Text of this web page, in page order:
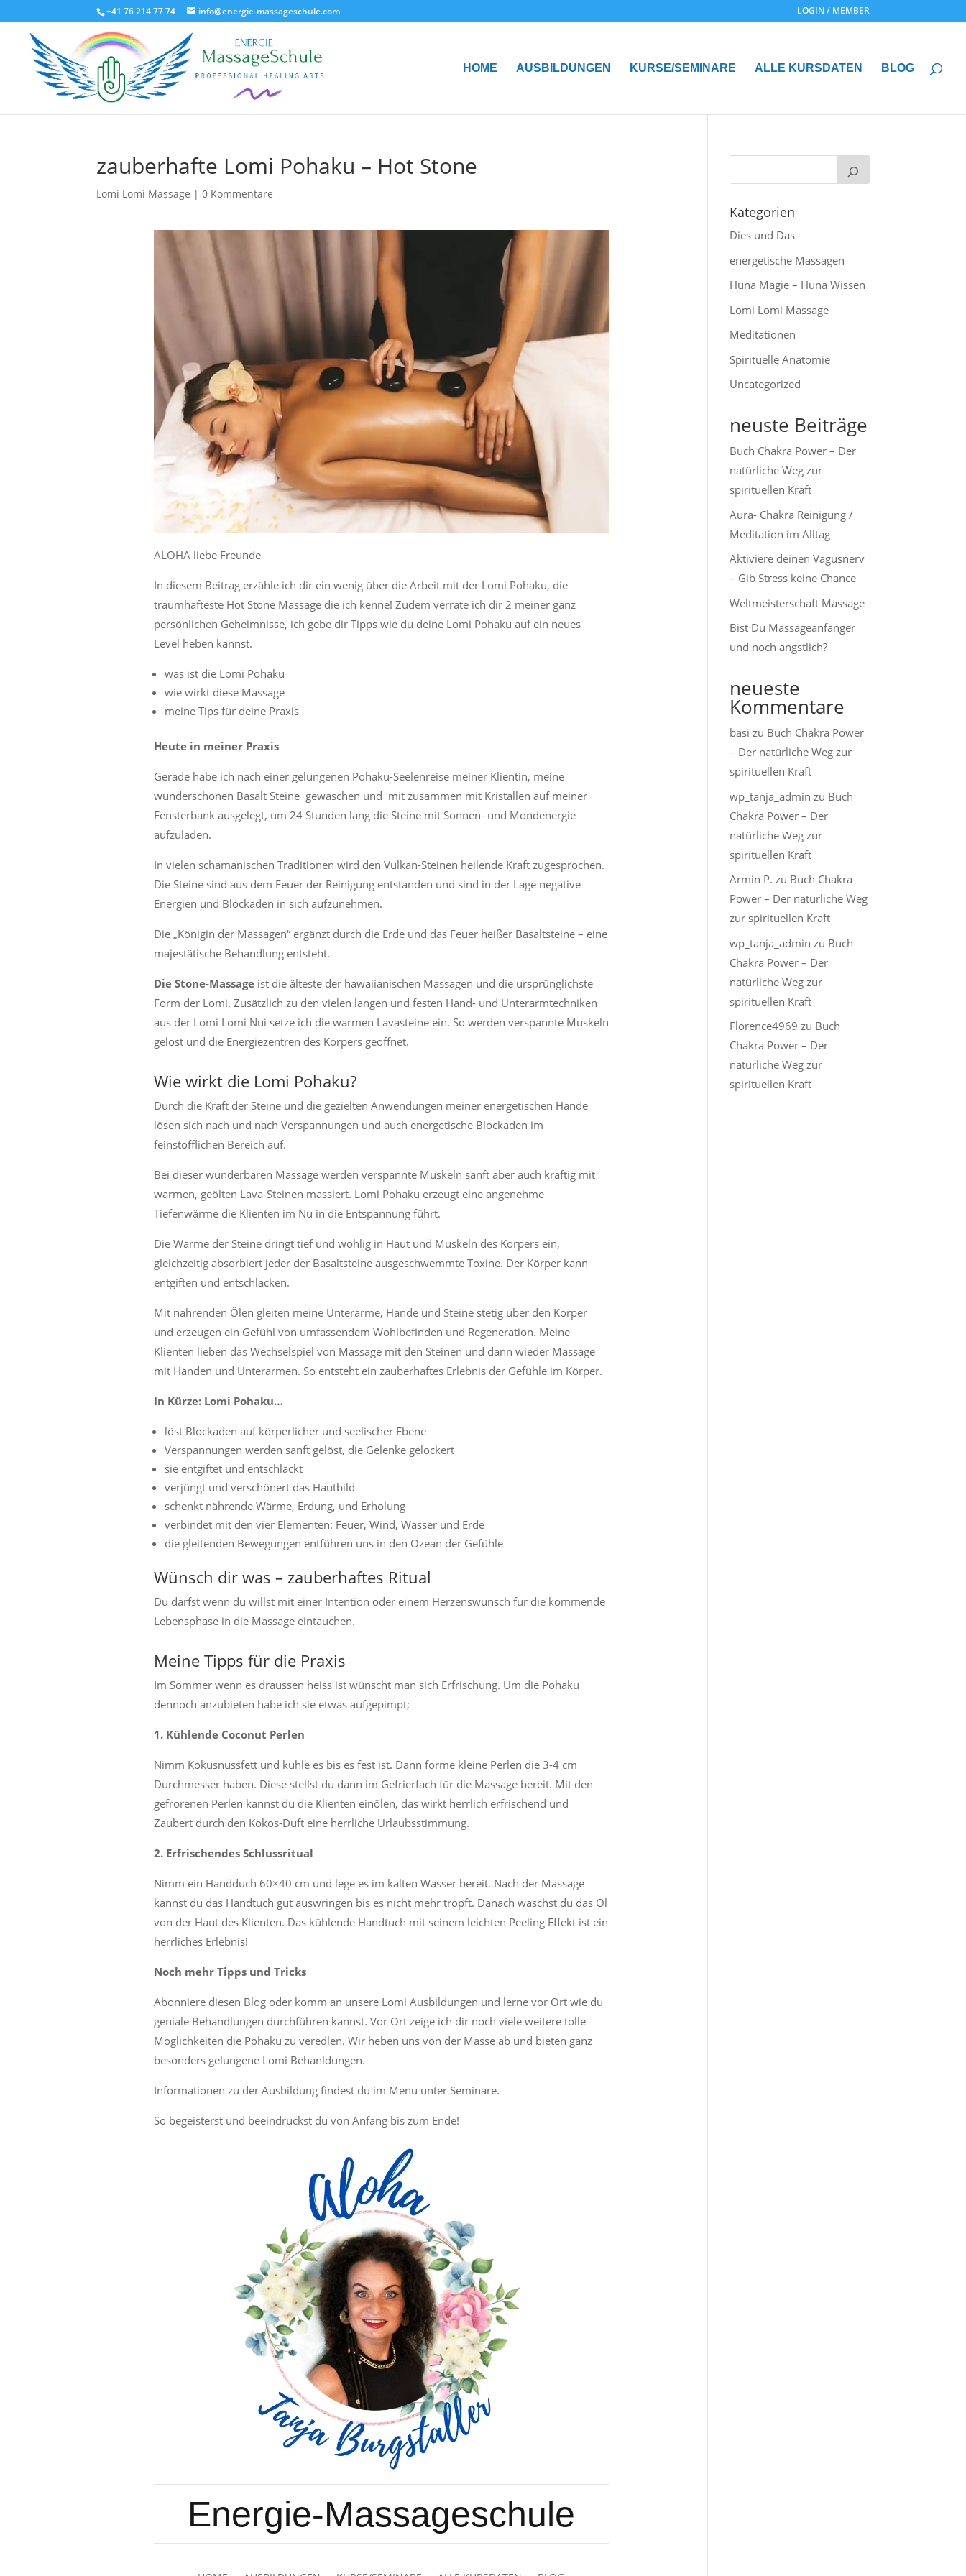
+41 76 214 77 74 info@energie-massageschule.com LOGIN / MEMBER
HOME AUSBILDUNGEN KURSE/SEMINARE ALLE KURSDATEN BLOG
zauberhafte Lomi Pohaku – Hot Stone
Lomi Lomi Massage |0 Kommentare
ALOHA liebe Freunde
In diesem Beitrag erzähle ich dir ein wenig über die Arbeit mit der Lomi Pohaku, die
traumhafteste Hot Stone Massage die ich kenne! Zudem verrate ich dir 2 meiner ganz
persönlichen Geheimnisse, ich gebe dir Tipps wie du deine Lomi Pohaku auf ein neues
Level heben kannst.
was ist die Lomi Pohaku
wie wirkt diese Massage
meine Tips für deine Praxis
Heute in meiner Praxis
Gerade habe ich nach einer gelungenen Pohaku-Seelenreise meiner Klientin, meine
wunderschönen Basalt Steine ​​ gewaschen und mit zusammen mit Kristallen auf meiner
Fensterbank ausgelegt, um 24 Stunden lang die Steine mit Sonnen- und Mondenergie
aufzuladen.
In vielen schamanischen Traditionen wird den Vulkan-Steinen heilende Kraft zugesprochen.
Die Steine sind aus dem Feuer der Reinigung entstanden und sind in der Lage negative
Energien und Blockaden in sich aufzunehmen.
Die „Königin der Massagen“ ergänzt durch die Erde und das Feuer heißer Basaltsteine – eine
majestätische Behandlung entsteht.
Die Stone-Massageist die älteste der hawaiianischen Massagen und die ursprünglichste
Form der Lomi. Zusätzlich zu den vielen langen und festen Hand- und Unterarmtechniken
aus der Lomi Lomi Nui setze ich die warmen Lavasteine ein. So werden verspannte Muskeln
gelöst und die Energiezentren des Körpers geöffnet.
Wie wirkt die Lomi Pohaku?
Durch die Kraft der Steine und die gezielten Anwendungen meiner energetischen Hände
lösen sich nach und nach Verspannungen und auch energetische Blockaden im
feinstofflichen Bereich auf.
Bei dieser wunderbaren Massage werden verspannte Muskeln sanft aber auch kräftig mit
warmen, geölten Lava-Steinen massiert. Lomi Pohaku erzeugt eine angenehme
Tiefenwärme die Klienten im Nu in die Entspannung führt.
Die Wärme der Steine dringt tief und wohlig in Haut und Muskeln des Körpers ein,
gleichzeitig absorbiert jeder der Basaltsteine ausgeschwemmte Toxine. Der Körper kann
entgiften und entschlacken.
Mit nährenden Ölen gleiten meine Unterarme, Hände und Steine stetig über den Körper
und erzeugen ein Gefühl von umfassendem Wohlbefinden und Regeneration. Meine
Klienten lieben das Wechselspiel von Massage mit den Steinen und dann wieder Massage
mit Händen und Unterarmen. So entsteht ein zauberhaftes Erlebnis der Gefühle im Körper.
In Kürze: Lomi Pohaku…
löst Blockaden auf körperlicher und seelischer Ebene
Verspannungen werden sanft gelöst, die Gelenke gelockert
sie entgiftet und entschlackt
verjüngt und verschönert das Hautbild
schenkt nährende Wärme, Erdung, und Erholung
verbindet mit den vier Elementen: Feuer, Wind, Wasser und Erde
die gleitenden Bewegungen entführen uns in den Ozean der Gefühle
Wünsch dir was – zauberhaftes Ritual
Du darfst wenn du willst mit einer Intention oder einem Herzenswunsch für die kommende
Lebensphase in die Massage eintauchen.
Meine Tipps für die Praxis
Im Sommer wenn es draussen heiss ist wünscht man sich Erfrischung. Um die Pohaku
dennoch anzubieten habe ich sie etwas aufgepimpt;
1. Kühlende Coconut Perlen
Nimm Kokusnussfett und kühle es bis es fest ist. Dann forme kleine Perlen die 3-4 cm
Durchmesser haben. Diese stellst du dann im Gefrierfach für die Massage bereit. Mit den
gefrorenen Perlen kannst du die Klienten einölen, das wirkt herrlich erfrischend und
Zaubert durch den Kokos-Duft eine herrliche Urlaubsstimmung.
2. Erfrischendes Schlussritual
Nimm ein Handduch 60×40 cm und lege es im kalten Wasser bereit. Nach der Massage
kannst du das Handtuch gut auswringen bis es nicht mehr tropft. Danach wäschst du das Öl
von der Haut des Klienten. Das kühlende Handtuch mit seinem leichten Peeling Effekt ist ein
herrliches Erlebnis!
Noch mehr Tipps und Tricks
Abonniere diesen Blog oder komm an unsere Lomi Ausbildungen und lerne vor Ort wie du
geniale Behandlungen durchführen kannst. Vor Ort zeige ich dir noch viele weitere tolle
Möglichkeiten die Pohaku zu veredlen. Wir heben uns von der Masse ab und bieten ganz
besonders gelungene Lomi Behanldungen.
Informationen zu der Ausbildung findest du im Menu unter Seminare.
So begeisterst und beeindruckst du von Anfang bis zum Ende!
Energie-Massageschule
Kategorien
Dies und Das
energetische Massagen
Huna Magie – Huna Wissen
Lomi Lomi Massage
Meditationen
Spirituelle Anatomie
Uncategorized
neuste Beiträge
Buch Chakra Power – Der
natürliche Weg zur
spirituellen Kraft
Aura- Chakra Reinigung /
Meditation im Alltag
Aktiviere deinen Vagusnerv
– Gib Stress keine Chance
Weltmeisterschaft Massage
Bist Du Massageanfänger
und noch ängstlich?
neueste
Kommentare
basi zu Buch Chakra Power
– Der natürliche Weg zur
spirituellen Kraft
wp_tanja_admin zu Buch
Chakra Power – Der
natürliche Weg zur
spirituellen Kraft
Armin P. zu Buch Chakra
Power – Der natürliche Weg
zur spirituellen Kraft
wp_tanja_admin zu Buch
Chakra Power – Der
natürliche Weg zur
spirituellen Kraft
Florence4969 zu Buch
Chakra Power – Der
natürliche Weg zur
spirituellen Kraft